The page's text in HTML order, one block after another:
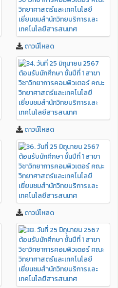
ดาวน์โหลด
ดาวน์โหลด
ดาวน์โหลด